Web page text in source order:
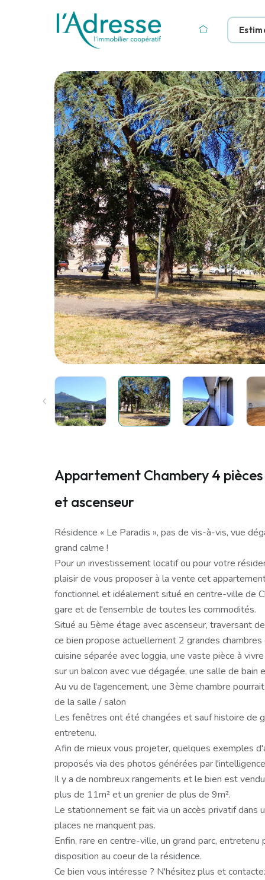
Appartement Chambery 4
et ascenseur
Résidence « Le Paradis », pas de vis-à-vis, vue
grand calme !
Pour un investissement locatif ou pour votre
plaisir de vous proposer à la vente cet
fonctionnel et idéalement situé en centre-ville de
gare et de l'ensemble de toutes les commodités.
Situé au 5ème étage avec ascenseur, traversant
ce bien propose actuellement 2 grandes
cuisine séparée avec loggia, une vaste pièce à
sur un balcon avec vue dégagée, une salle de bain
Au vu de l'agencement, une 3ème chambre
de la salle / salon
Les fenêtres ont été changées et sauf histoire de
entretenu.
Afin de mieux vous projeter, quelques exemples
proposés via des photos générées par
Il y a de nombreux rangements et le bien est
plus de 11m² et un grenier de plus de 9m².
Le stationnement se fait via un accès privatif dans
places ne manquent pas.
Enfin, rare en centre-ville, un grand parc, entretenu
disposition au coeur de la résidence.
Ce bien vous intéresse ? N'hésitez plus et